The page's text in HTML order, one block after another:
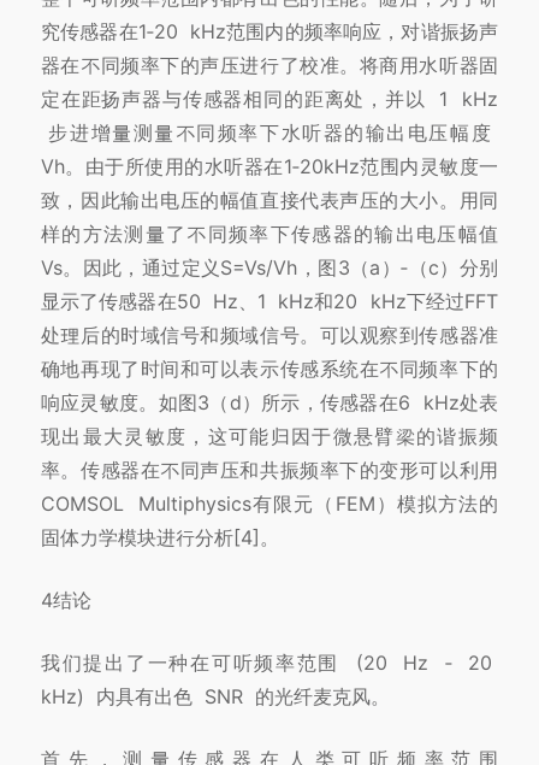
究传感器在1‑20 kHz范围内的频率响应，对谐振扬声
器在不同频率下的声压进行了校准。 将商用水听器固
定在距扬声器与传感器相同的距离处，并以 1 kHz
步进增量测量不同频率下水听器的输出电压幅度
Vh。 由于所使用的水听器在1‑20kHz范围内灵敏度一
致，因此输出电压的幅值直接代表声压的大小。 用同
样的方法测量了不同频率下传感器的输出电压幅值
Vs。 因此，通过定义S=Vs/Vh， 图3（a）‑（c）分别
显示了传感器在50 Hz、1 kHz和20 kHz下经过FFT
处理后的时域信号和频域信号。 可以观察到传感器准
确地再现了时间和可以表示传感系统在不同频率下的
响应灵敏度。 如图3（d）所示，传感器在6 kHz处表
现出最大灵敏度，这可能归因于微悬臂梁的谐振频
率。传感器在不同声压和共振频率下的变形可以利用
COMSOL Multiphysics有限元（FEM）模拟方法的
固体力学模块进行分析[4]。
4结论
我们提出了一种在可听频率范围 (20 Hz ‑ 20
kHz) 内具有出色 SNR 的光纤麦克风。
首先，测量传感器在人类可听频率范围